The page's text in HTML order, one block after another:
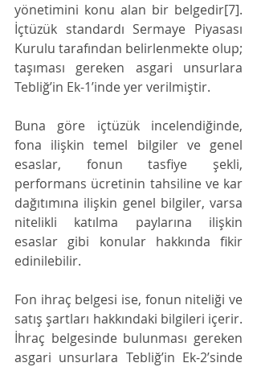
yönetimini konu alan bir belgedir[7].
İçtüzük standardı Sermaye Piyasası
Kurulu tarafından belirlenmekte olup;
taşıması gereken asgari unsurlara
Tebliğ’in Ek-1’inde yer verilmiştir.
Buna göre içtüzük incelendiğinde,
fona ilişkin temel bilgiler ve genel
esaslar, fonun tasfiye şekli,
performans ücretinin tahsiline ve kar
dağıtımına ilişkin genel bilgiler, varsa
nitelikli katılma paylarına ilişkin
esaslar gibi konular hakkında fikir
edinilebilir.
Fon ihraç belgesi ise, fonun niteliği ve
satış şartları hakkındaki bilgileri içerir.
İhraç belgesinde bulunması gereken
asgari unsurlara Tebliğ’in Ek-2’sinde